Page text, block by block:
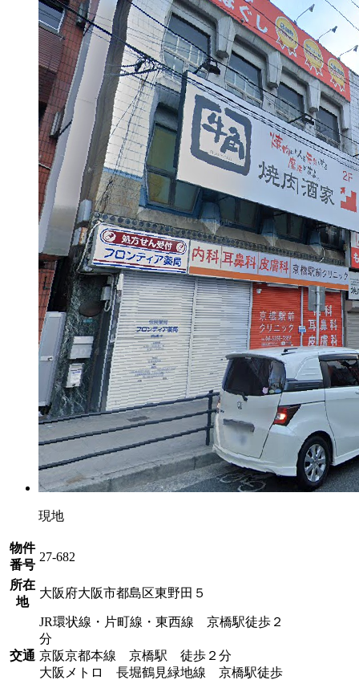
現地
物件
番号
27-682
所在
地
大阪府大阪市都島区東野田５
交通
JR環状線・片町線・東西線 京橋駅徒歩２
分
京阪京都本線 京橋駅 徒歩２分
大阪メトロ 長堀鶴見緑地線 京橋駅徒歩